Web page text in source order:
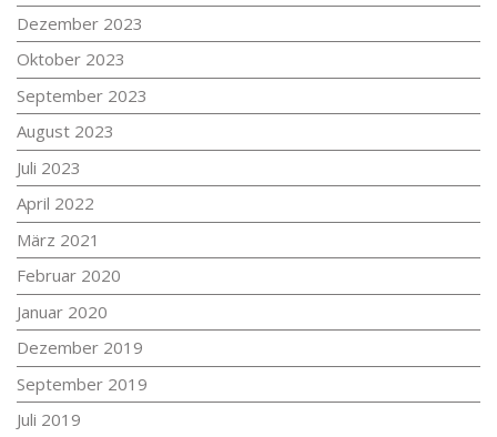
Dezember 2023
Oktober 2023
September 2023
August 2023
Juli 2023
April 2022
März 2021
Februar 2020
Januar 2020
Dezember 2019
September 2019
Juli 2019